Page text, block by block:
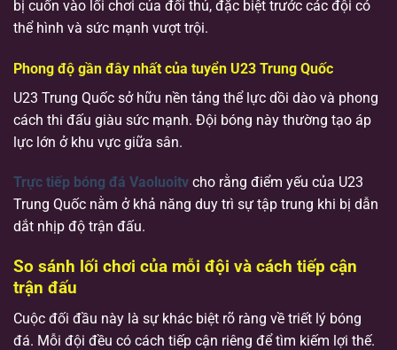
bị cuốn vào lối chơi của đối thủ, đặc biệt trước các đội có
thể hình và sức mạnh vượt trội.
Phong độ gần đây nhất của tuyển U23 Trung Quốc
U23 Trung Quốc sở hữu nền tảng thể lực dồi dào và phong
cách thi đấu giàu sức mạnh. Đội bóng này thường tạo áp
lực lớn ở khu vực giữa sân.
Trực tiếp bóng đá Vaoluoitv cho rằng điểm yếu của U23
Trung Quốc nằm ở khả năng duy trì sự tập trung khi bị dẫn
dắt nhịp độ trận đấu.
So sánh lối chơi của mỗi đội và cách tiếp cận
trận đấu
Cuộc đối đầu này là sự khác biệt rõ ràng về triết lý bóng
đá. Mỗi đội đều có cách tiếp cận riêng để tìm kiếm lợi thế.